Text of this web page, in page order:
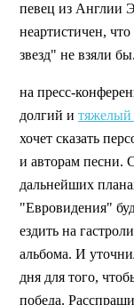
певец из Англии
неартистичен,
звезд" не взяли
на пресс-
долгий и тяжелый
хочет сказать
и авторам песни.
дальнейших
"Евровидения"
ездить на
альбома. И
дня для того,
победа.